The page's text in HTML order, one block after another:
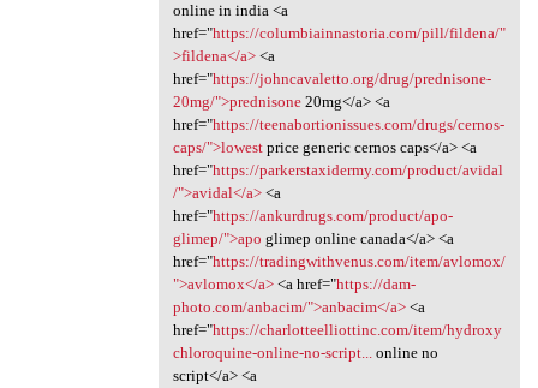
online in india <a
href="https://columbiainnastoria.com/pill/fildena/"
>fildena</a><a
href="https://johncavaletto.org/drug/prednisone-
20mg/">prednisone20mg</a> <a
href="https://teenabortionissues.com/drugs/cernos-
caps/">lowestprice generic cernos caps</a> <a
href="https://parkerstaxidermy.com/product/avidal
/">avidal</a><a
href="https://ankurdrugs.com/product/apo-
glimep/">apo glimep online canada</a> <a
href="https://tradingwithvenus.com/item/avlomox/
">avlomox</a><a href="https://dam-
photo.com/anbacim/">anbacim</a><a
href="https://charlotteelliottinc.com/item/hydroxy
chloroquine-online-no-script...online no
script</a> <a